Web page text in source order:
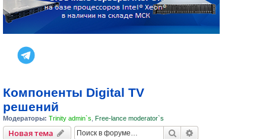
Компоненты Digital TV
решений
Модераторы: Trinity admin`s Free-lance moderator`s
Новая тема Поиск